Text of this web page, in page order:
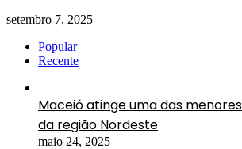
setembro 7, 2025
Popular
Recente
Maceió atinge uma das
da região Nordeste
maio 24, 2025